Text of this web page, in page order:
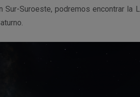
Sur-Suroeste, podremos encontrar la